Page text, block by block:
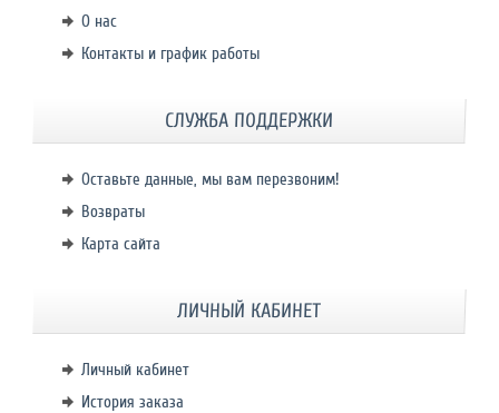
О нас
Контакты и график работы
СЛУЖБА ПОДДЕРЖКИ
Оставьте данные, мы вам перезвоним!
Возвраты
Карта сайта
ЛИЧНЫЙ КАБИНЕТ
Личный кабинет
История заказа